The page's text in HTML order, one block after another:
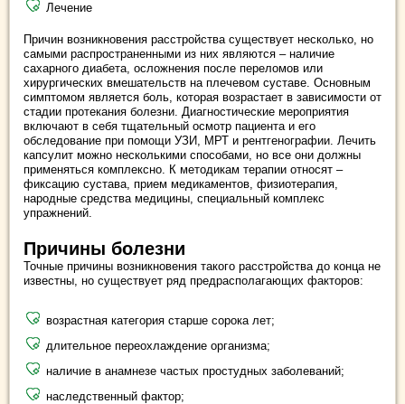
Лечение
Причин возникновения расстройства существует несколько, но
самыми распространенными из них являются – наличие
сахарного диабета, осложнения после переломов или
хирургических вмешательств на плечевом суставе. Основным
симптомом является боль, которая возрастает в зависимости от
стадии протекания болезни. Диагностические мероприятия
включают в себя тщательный осмотр пациента и его
обследование при помощи УЗИ, МРТ и рентгенографии. Лечить
капсулит можно несколькими способами, но все они должны
применяться комплексно. К методикам терапии относят –
фиксацию сустава, прием медикаментов, физиотерапия,
народные средства медицины, специальный комплекс
упражнений.
Причины болезни
Точные причины возникновения такого расстройства до конца не
известны, но существует ряд предрасполагающих факторов:
возрастная категория старше сорока лет;
длительное переохлаждение организма;
наличие в анамнезе частых простудных заболеваний;
наследственный фактор;